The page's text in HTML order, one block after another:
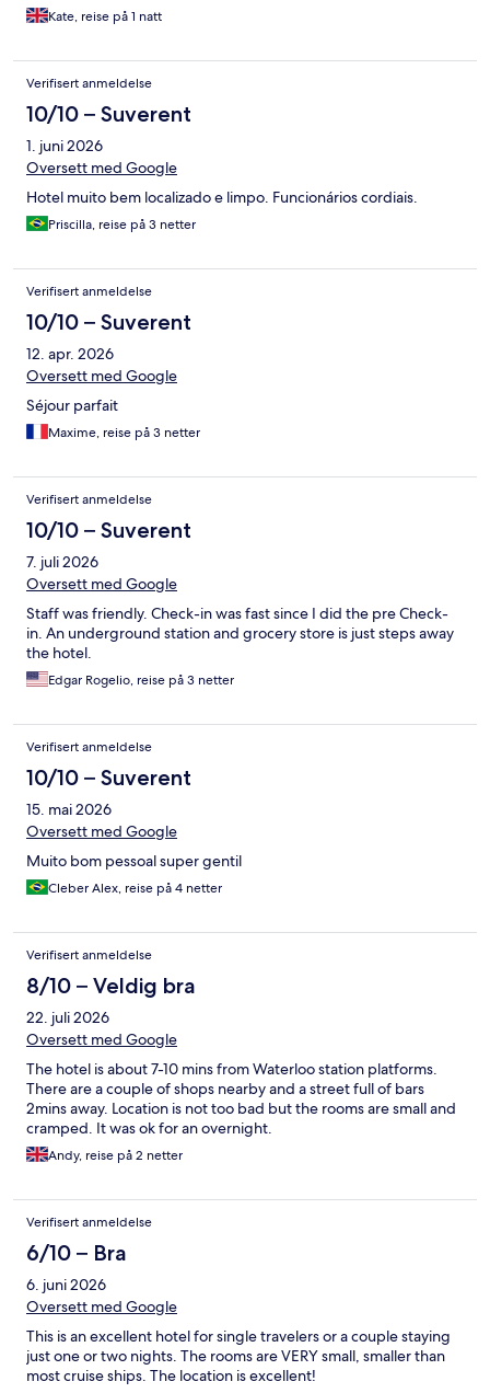
Kate, reise på 1 natt
Verifisert anmeldelse
10/10 – Suverent
1. juni 2026
Oversett med Google
Hotel muito bem localizado e limpo. Funcionários cordiais.
Priscilla, reise på 3 netter
Verifisert anmeldelse
10/10 – Suverent
12. apr. 2026
Oversett med Google
Séjour parfait
Maxime, reise på 3 netter
Verifisert anmeldelse
10/10 – Suverent
7. juli 2026
Oversett med Google
Staff was friendly. Check-in was fast since I did the pre Check-
in. An underground station and grocery store is just steps away
the hotel.
Edgar Rogelio, reise på 3 netter
Verifisert anmeldelse
10/10 – Suverent
15. mai 2026
Oversett med Google
Muito bom pessoal super gentil
Cleber Alex, reise på 4 netter
Verifisert anmeldelse
8/10 – Veldig bra
22. juli 2026
Oversett med Google
The hotel is about 7-10 mins from Waterloo station platforms.
There are a couple of shops nearby and a street full of bars
2mins away. Location is not too bad but the rooms are small and
cramped. It was ok for an overnight.
Andy, reise på 2 netter
Verifisert anmeldelse
6/10 – Bra
6. juni 2026
Oversett med Google
This is an excellent hotel for single travelers or a couple staying
just one or two nights. The rooms are VERY small, smaller than
most cruise ships. The location is excellent!